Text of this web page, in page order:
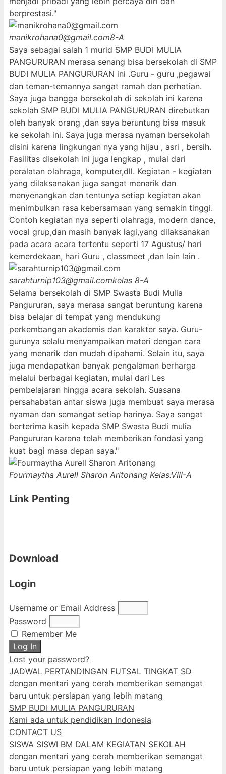
berprestasi."
manikrohana0@gmail.com8-A
Saya sebagai salah 1 murid SMP BUDI MULIA
PANGURURAN merasa senang bisa bersekolah di SMP
BUDI MULIA PANGURURAN ini .Guru - guru ,pegawai
dan teman-temannya sangat ramah dan perhatian.
Saya juga bangga bersekolah di sekolah ini karena
sekolah SMP BUDI MULIA PANGURURAN direbutkan
oleh banyak orang ,dan saya beruntung bisa masuk
ke sekolah ini. Saya juga merasa nyaman bersekolah
disini karena lingkungan nya yang hijau , asri , bersih.
Fasilitas disekolah ini juga lengkap , mulai dari
peralatan olahraga, komputer,dll. Kegiatan - kegiatan
yang dilaksanakan juga sangat menarik dan
menyenangkan dan tentunya setiap kegiatan akan
menimbulkan rasa kebersamaan yang semakin tinggi.
Contoh kegiatan nya seperti olahraga, modern dance,
vocal grup,dan masih banyak lagi,yang dilaksanakan
pada acara acara tertentu seperti 17 Agustus/ hari
kemerdekaan, hari Guru , classmeet ,dan lain lain .
sarahturnip103@gmail.comkelas 8-A
Selama bersekolah di SMP Swasta Budi Mulia
Pangururan, saya merasa sangat beruntung karena
bisa belajar di tempat yang mendukung
perkembangan akademis dan karakter saya. Guru-
gurunya selalu menyampaikan materi dengan cara
yang menarik dan mudah dipahami. Selain itu, saya
juga mendapatkan banyak pengalaman berharga
melalui berbagai kegiatan, mulai dari Les
pembelajaran hingga acara sekolah. Suasana
persahabatan antar siswa juga membuat saya merasa
nyaman dan semangat setiap harinya. Saya sangat
berterima kasih kepada SMP Swasta Budi mulia
Pangururan karena telah memberikan fondasi yang
kuat bagi masa depan saya."
Fourmaytha Aurell Sharon Aritonang Kelas:VIII-A
Link Penting
Download
Login
Username or Email Address
Password
Remember Me
Log In
Lost your password?
JADWAL PERTANDINGAN FUTSAL TINGKAT SD
dengan mentari yang cerah memberikan semangat
baru untuk persiapan yang lebih matang
SMP BUDI MULIA PANGURURAN
Kami ada untuk pendidikan Indonesia
CONTACT US
SISWA SISWI BM DALAM KEGIATAN SEKOLAH
dengan mentari yang cerah memberikan semangat
baru untuk persiapan yang lebih matang